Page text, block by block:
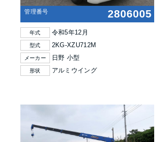
管理番号 2806005
年式 令和5年12月
型式 2KG-XZU712M
メーカー 日野 小型
形状 アルミウイング